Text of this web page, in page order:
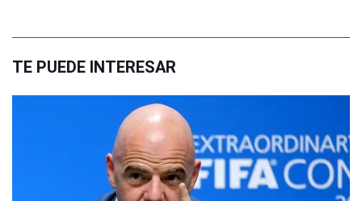
TE PUEDE INTERESAR